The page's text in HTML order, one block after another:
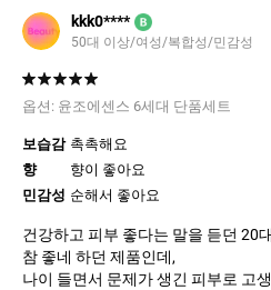
kkk0**** B
50대 이상/여성/복합성/민감성
옵션: 윤조에센스 6세대 단품세트
보습감 촉촉해요
향
향이 좋아요
민감성 순해서 좋아요
건강하고 피부 좋다는 말을 듣던 20
참 좋네 하던 제품인데,
나이 들면서 문제가 생긴 피부로 고